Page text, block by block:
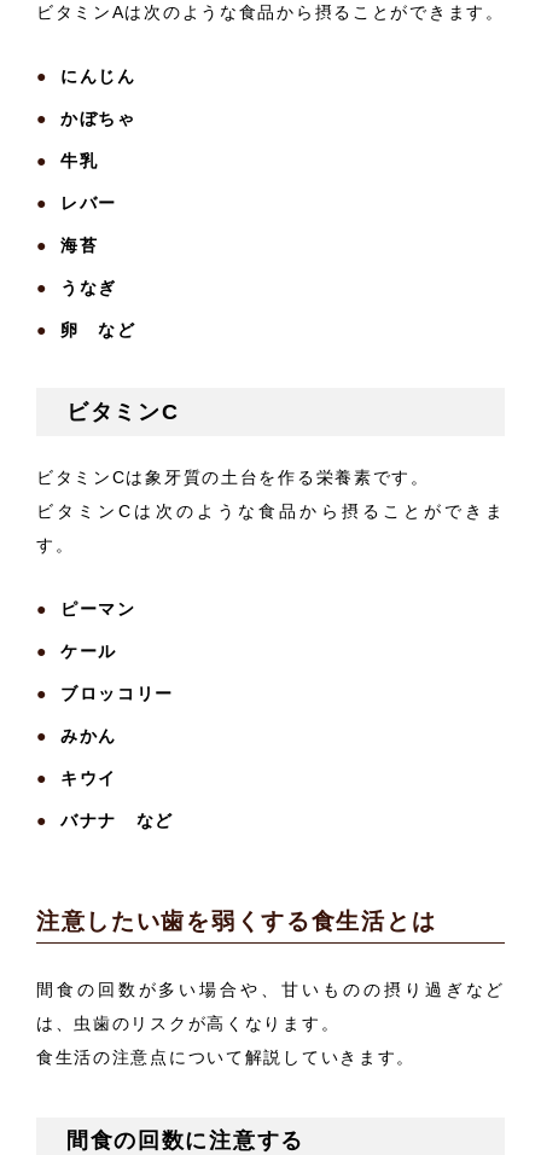
ビタミンAは次のような食品から摂ることができます。
にんじん
かぼちゃ
牛乳
レバー
海苔
うなぎ
卵 など
ビタミンC
ビタミンCは象牙質の土台を作る栄養素です。
ビタミンCは次のような食品から摂ることができま
す。
ピーマン
ケール
ブロッコリー
みかん
キウイ
バナナ など
注意したい歯を弱くする食生活とは
間食の回数が多い場合や、甘いものの摂り過ぎなど
は、虫歯のリスクが高くなります。
食生活の注意点について解説していきます。
間食の回数に注意する